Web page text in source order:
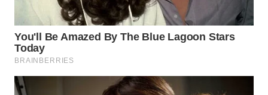
SUKABUMI
WN
PURWAKARTA